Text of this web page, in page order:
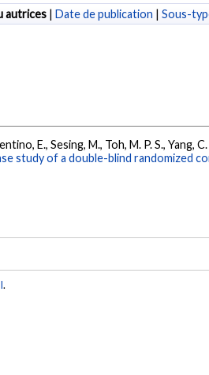
autrices | Date de publication | Sous-
E., Sesing, M., Toh, M. P. S., Yang,
study of a double-blind randomized
.